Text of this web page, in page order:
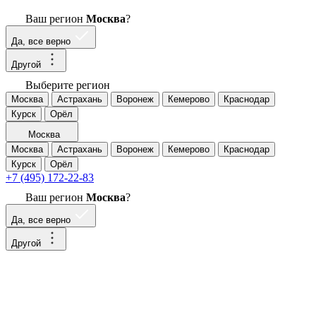
Ваш регион Москва?
Да, все верно
Другой
Выберите регион
Москва Астрахань Воронеж Кемерово
Краснодар
Курск
Орёл
Москва
Москва
Астрахань Воронеж Кемерово
Краснодар
Курск
Орёл
+7 (495) 172-22-83
Ваш регион Москва?
Да, все верно
Другой